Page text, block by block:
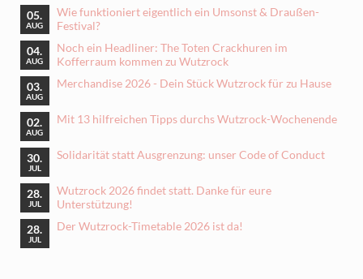
05.
AUG
Wie funktioniert eigentlich ein Umsonst & Draußen-
Festival?
04.
AUG
Noch ein Headliner: The Toten Crackhuren im
Kofferraum kommen zu Wutzrock
03.
AUG
Merchandise 2026 - Dein Stück Wutzrock für zu Hause
02.
AUG
Mit 13 hilfreichen Tipps durchs Wutzrock-Wochenende
30.
JUL
Solidarität statt Ausgrenzung: unser Code of Conduct
28.
JUL
Wutzrock 2026 findet statt. Danke für eure
Unterstützung!
28.
JUL
Der Wutzrock-Timetable 2026 ist da!